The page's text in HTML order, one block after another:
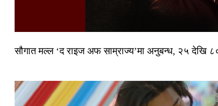
सौगात मल्ल ‘द राइज अफ साम्राज्य’मा अनुबन्ध, २५ देखि